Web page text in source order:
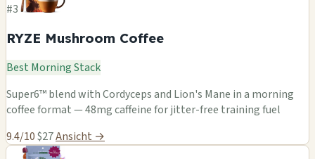
#3
RYZE Mushroom Coffee
Best Morning Stack
Super6™ blend with Cordyceps and Lion's Mane in a morning
coffee format — 48mg caffeine for jitter-free training fuel
9.4/10$27Ansicht →